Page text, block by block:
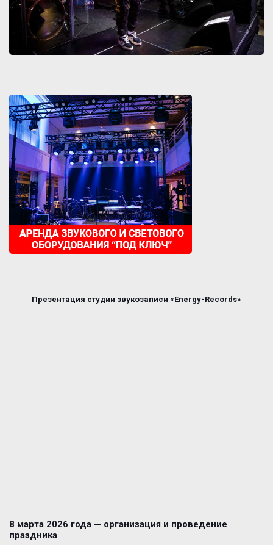
Презентация студии звукозаписи «Energy-Records»
8 марта 2026 года — организация и проведение
праздника